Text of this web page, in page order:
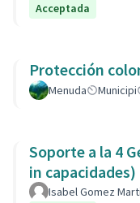
Acceptada
Protección
Menuda Municipi
Soporte a la 4 Generación (gente mayor con
in capacidades)
Isabel Gomez